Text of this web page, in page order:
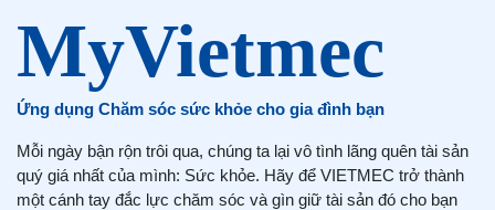
Ứng dụng Chăm sóc sức khỏe cho gia đình bạn
Mỗi ngày bận rộn trôi qua, chúng ta lại vô tình lãng quên tài sản
quý giá nhất của mình: Sức khỏe. Hãy để VIETMEC trở thành
một cánh tay đắc lực chăm sóc và gìn giữ tài sản đó cho bạn